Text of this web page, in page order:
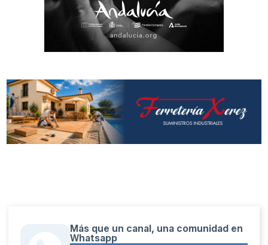
Más que un canal, una comunidad en
Whatsapp